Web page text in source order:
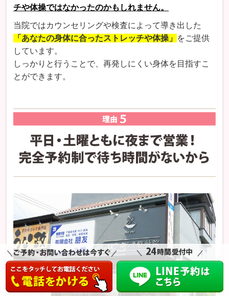
チや体操ではなかったのかもしれません。
当院ではカウンセリングや検査によって導き出した
「あなたの身体に合ったストレッチや体操」
をご提供
しています。
しっかりと行うことで、再発しにくい身体を目指すこ
とができます。